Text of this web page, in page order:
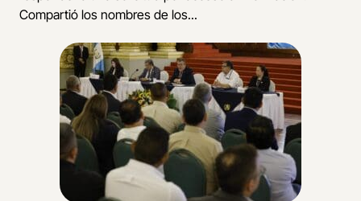
Compartió los nombres de los...